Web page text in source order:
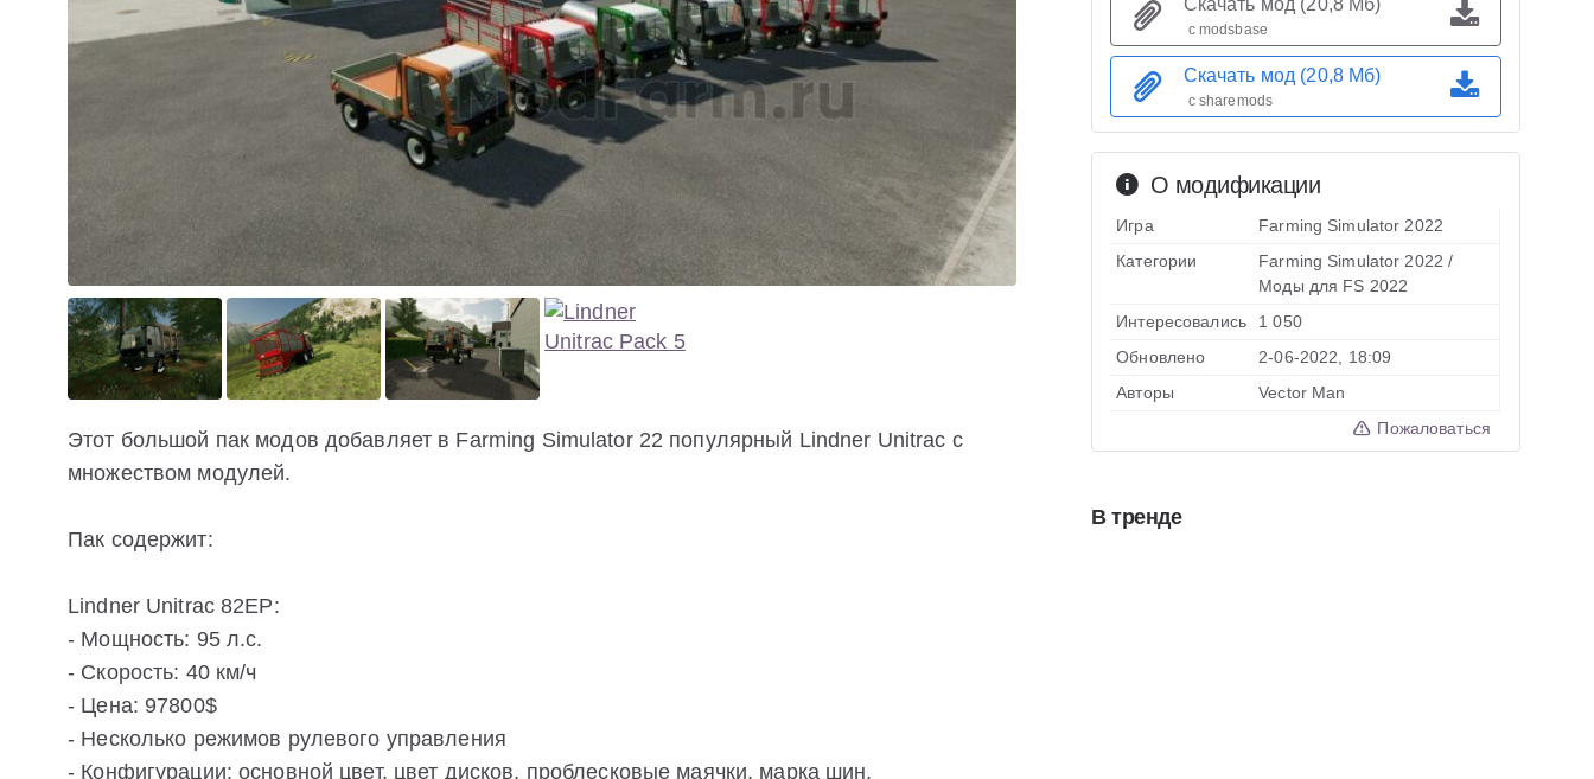
Этот большой пак модов добавляет в Farming Simulator 22 популярный Lindner Unitrac с
множеством модулей.
Пак содержит:
Lindner Unitrac 82EP:
- Мощность: 95 л.с.
- Скорость: 40 км/ч
- Цена: 97800$
- Несколько режимов рулевого управления
- Конфигурации: основной цвет, цвет дисков, проблесковые маячки, марка шин,
О модификации
Игра
Farming Simulator 2022
Категории
Farming Simulator 2022 /
Моды для FS 2022
Интересовались
1 050
Обновлено
2-06-2022, 18:09
Авторы
Vector Man
Пожаловаться
Скачать мод (20,8 Мб)
с modsbase
Скачать мод (20,8 Мб)
с sharemods
В тренде